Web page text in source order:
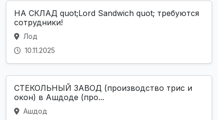
НА СКЛАД quot;Lord Sandwich quot; требуются
сотрудники!
Лод
10.11.2025
СТЕКОЛЬНЫЙ ЗАВОД (производство трис и
окон) в Ашдоде (про...
Ашдод